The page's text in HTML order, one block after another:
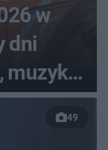
w
dni
muzyki i
49